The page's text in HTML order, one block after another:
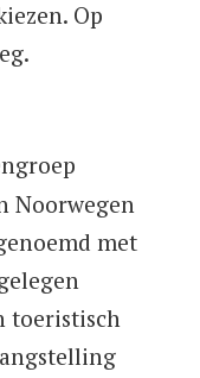
Op
Noorwegen
met
toeristisch